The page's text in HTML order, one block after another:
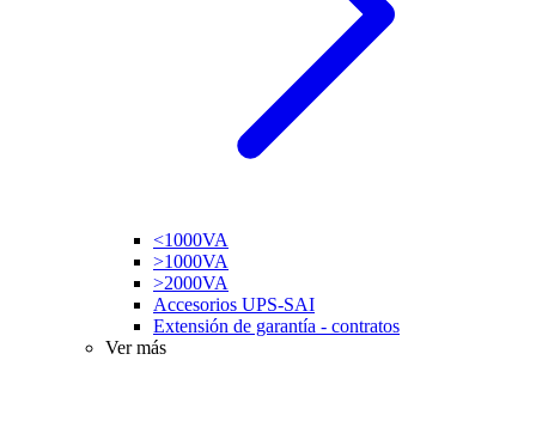
<1000VA
>1000VA
>2000VA
Accesorios UPS-SAI
Extensión de garantía - contratos
Ver más